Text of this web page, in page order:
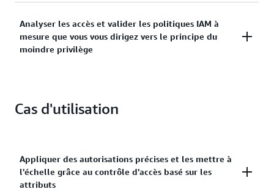
sécurité temporaires aux charges de travail qui
accèdent vos ressources AWS en utilisant l'IAM et
accorder à votre personnel l'accès à AWS IAM
Analyser les accès et valider les politiques IAM à
mesure que vous vous dirigez vers le principe du
moindre privilège
analyser en permanence pour ajuster les
Cas d'utilisation
Appliquer des autorisations précises et les mettre à
l'échelle grâce au contrôle d'accès basé sur les
attributs